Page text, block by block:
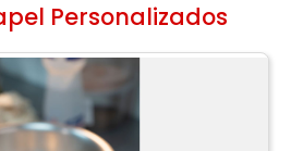
Personalizados